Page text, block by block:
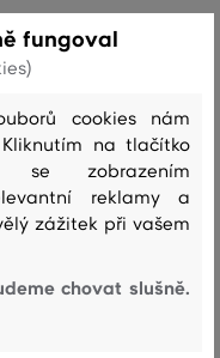
ČIŠTENÍ
fungoval
cookies nám
na tlačítko
se zobrazením
reklamy a
zážitek při vašem
chovat slušně.